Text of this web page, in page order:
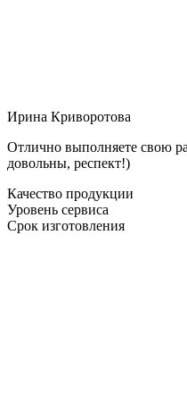
Ирина Криворотова
Отлично выполняете свою
довольны, респект!)
Качество продукции
Уровень сервиса
Срок изготовления